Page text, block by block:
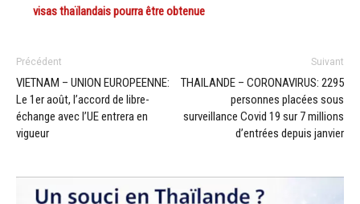
visas thaïlandais pourra être obtenue
Précédent
VIETNAM – UNION EUROPEENNE:
Le 1er août, l’accord de libre-
échange avec l’UE entrera en
vigueur
Suivant
THAILANDE – CORONAVIRUS: 2295
personnes placées sous
surveillance Covid 19 sur 7 millions
d’entrées depuis janvier